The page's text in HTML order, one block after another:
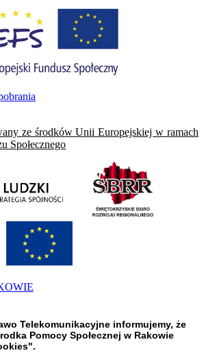
ze środków Unii Europejskiej w ramach
Społecznego
Telekomunikacyjne informujemy, że
Pomocy Społecznej w Rakowie